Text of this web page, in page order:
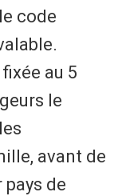
code
au 5
le
avant de
de